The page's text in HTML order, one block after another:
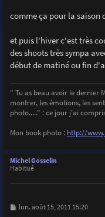
comme ça pour la saison
et puis l'hiver c'est très
des shoots très sympa
début de matiné ou fin
" Tu as beau avoir le dernier
montrer, les émotions, les
photo....." : ce jour j'ai
Mon book photo : http://
Michel Gosselin
Habitué
M
lun. août 15, 2011 15:20